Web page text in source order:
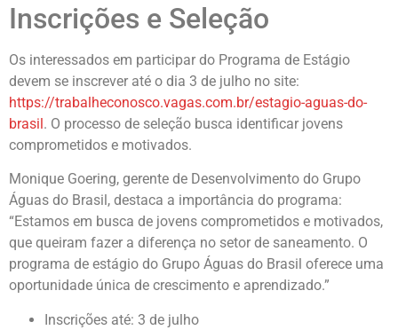
Inscrições e Seleção
Os interessados em participar do Programa de Estágio
devem se inscrever até o dia 3 de julho no site:
https://trabalheconosco.vagas.com.br/estagio-aguas-do-
brasil. O processo de seleção busca identificar jovens
comprometidos e motivados.
Monique Goering, gerente de Desenvolvimento do Grupo
Águas do Brasil, destaca a importância do programa:
“Estamos em busca de jovens comprometidos e motivados,
que queiram fazer a diferença no setor de saneamento. O
programa de estágio do Grupo Águas do Brasil oferece uma
oportunidade única de crescimento e aprendizado.”
Inscrições até: 3 de julho